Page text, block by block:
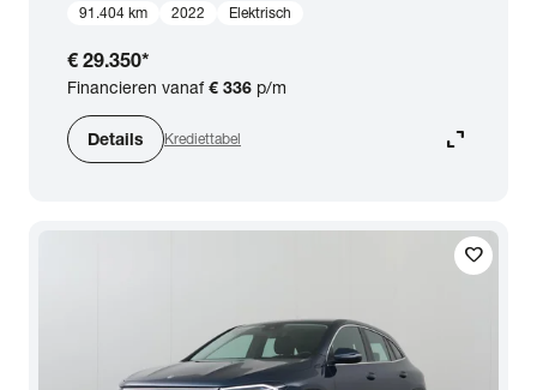
91.404 km 2022 Elektrisch
€ 29.350*
Financieren vanaf€ 336 p/m
Details Krediettabel expand_content
favorite